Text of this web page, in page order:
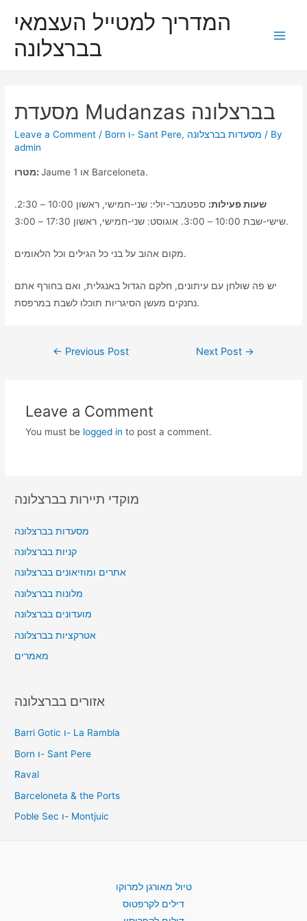
content
המדריך למטייל העצמאי
בברצלונה
מסעדת Mudanzas בברצלונה
Leave a Comment / Born ו- Sant Pere, מסעדות בברצלונה / By
admin
מטרו: Jaume 1 או Barceloneta.
שעות פעילות:
ספטמבר-יולי: שני-חמישי, ראשון 10:00 – 2:30.
שישי-שבת 10:00 – 3:00. אוגוסט: שני-חמישי, ראשון 17:30 – 3:00.
מקום אהוב על בני כל הגילים וכל הלאומים.
יש פה שולחן עם עיתונים, חלקם הגדול באנגלית, ואם בחורף אתם
נחנקים מעשן הסיגריות תוכלו לשבת במרפסת.
Post← Previous Post Next Post →
Leave a Comment
You must be logged in to post a comment.
מוקדי תיירות בברצלונה
מסעדות בברצלונה
קניות בברצלונה
אתרים ומוזיאונים בברצלונה
מלונות בברצלונה
מועדונים בברצלונה
אטרקציות בברצלונה
מאמרים
אזורים בברצלונה
Barri Gotic ו- La Rambla
Born ו- Sant Pere
Raval
Barceloneta & the Ports
Poble Sec ו- Montjuic
טיול מאורגן למרוקו
דילים לקרפטוס